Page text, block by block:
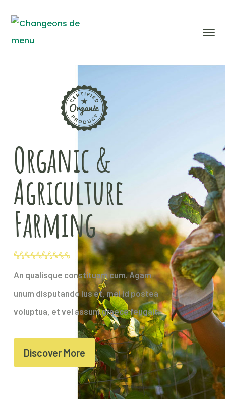
Organic &
Agriculture
Farming
An qualisque constituam cum. Agam
unum disputando ius et, mel id postea
voluptua, et vel assum graece feugait.
Discover More